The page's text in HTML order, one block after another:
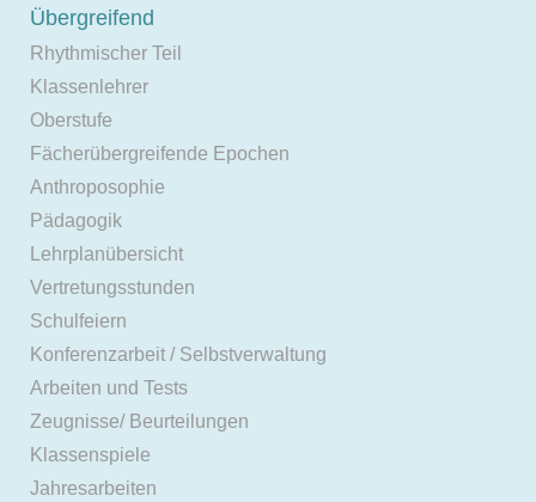
Übergreifend
Rhythmischer Teil
Klassenlehrer
Oberstufe
Fächerübergreifende Epochen
Anthroposophie
Pädagogik
Lehrplanübersicht
Vertretungsstunden
Schulfeiern
Konferenzarbeit / Selbstverwaltung
Arbeiten und Tests
Zeugnisse/ Beurteilungen
Klassenspiele
Jahresarbeiten